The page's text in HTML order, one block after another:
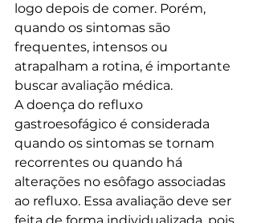
logo depois de comer. Porém,
quando os sintomas são
frequentes, intensos ou
atrapalham a rotina, é importante
buscar avaliação médica.
A doença do refluxo
gastroesofágico é considerada
quando os sintomas se tornam
recorrentes ou quando há
alterações no esôfago associadas
ao refluxo. Essa avaliação deve ser